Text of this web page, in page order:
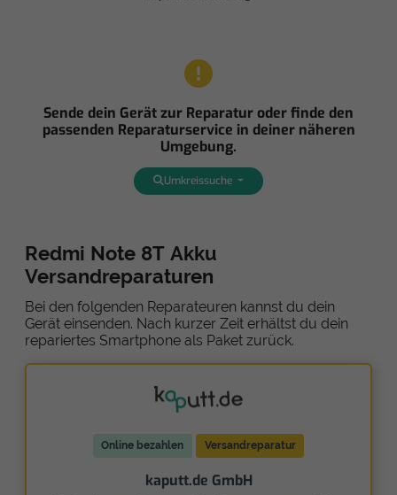
Sende dein Gerät zur Reparatur oder finde den
passenden Reparaturservice in deiner näheren
Umgebung.
Umkreissuche
Redmi Note 8T Akku
Versandreparaturen
Bei den folgenden Reparateuren kannst du dein
Gerät einsenden. Nach kurzer Zeit erhältst du dein
repariertes Smartphone als Paket zurück.
Online bezahlen Versandreparatur
kaputt.de GmbH